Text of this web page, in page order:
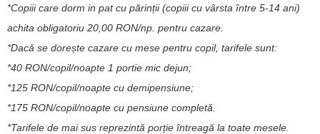
*Copiii care dorm in pat cu părinții (copiii cu vârsta între 5-14 ani)
achita obligatoriu 20,00 RON/np. pentru cazare.
*Dacă se dorește cazare cu mese pentru copil, tarifele sunt:
*40 RON/copil/noapte 1 portie mic dejun;
*125 RON/copil/noapte cu demipensiune;
*175 RON/copil/noapte cu pensiune completă.
*Tarifele de mai sus reprezintă porție întreagă la toate mesele.